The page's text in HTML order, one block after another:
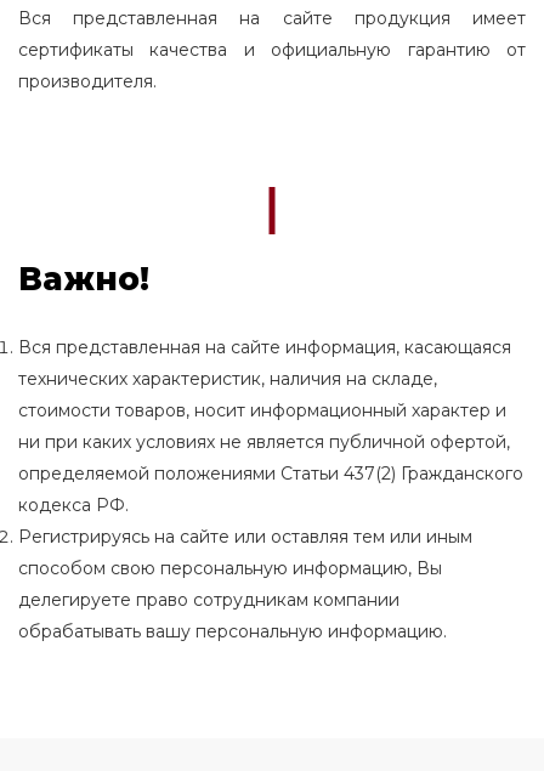
Вся представленная на сайте продукция имеет
сертификаты качества и официальную гарантию от
производителя.
Важно!
Вся представленная на сайте информация, касающаяся
технических характеристик, наличия на складе,
стоимости товаров, носит информационный характер и
ни при каких условиях не является публичной офертой,
определяемой положениями Статьи 437(2) Гражданского
кодекса РФ.
Регистрируясь на сайте или оставляя тем или иным
способом свою персональную информацию, Вы
делегируете право сотрудникам компании
обрабатывать вашу персональную информацию.